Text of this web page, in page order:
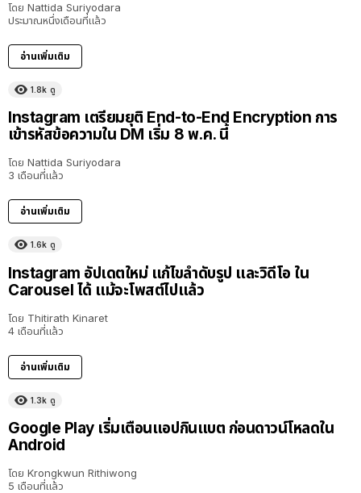
โดย Nattida Suriyodara
ประมาณหนึ่งเดือนที่แล้ว
อ่านเพิ่มเติม
1.8k ดู
Instagram เตรียมยุติ End-to-End Encryption การ
เข้ารหัสข้อความใน DM เริ่ม 8 พ.ค. นี้
โดย Nattida Suriyodara
3 เดือนที่แล้ว
อ่านเพิ่มเติม
1.6k ดู
Instagram อัปเดตใหม่ แก้ไขลำดับรูป และวิดีโอ ใน
Carousel ได้ แม้จะโพสต์ไปแล้ว
โดย Thitirath Kinaret
4 เดือนที่แล้ว
อ่านเพิ่มเติม
1.3k ดู
Google Play เริ่มเตือนแอปกินแบต ก่อนดาวน์โหลดใน
Android
โดย Krongkwun Rithiwong
5 เดือนที่แล้ว